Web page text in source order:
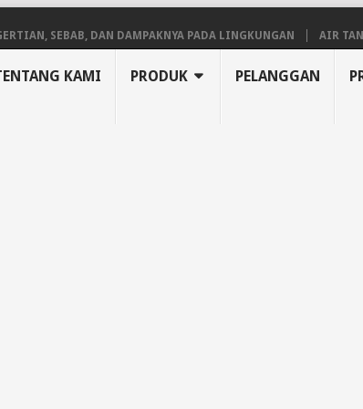
SEBAB, DAN DAMPAKNYA PADA LINGKUNGAN AIR TANAH:
KAMI PRODUK PELANGGAN